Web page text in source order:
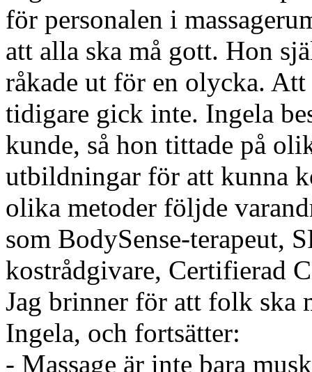
för personalen i
att alla ska må gott. Hon
råkade ut för en olycka.
tidigare gick inte. Ingela
kunde, så hon tittade på
utbildningar för att kunna
olika metoder följde
som BodySense-terapeut,
kostrådgivare, Certifierad
Jag brinner för att folk ska
Ingela, och fortsätter:
- Massage är inte bara